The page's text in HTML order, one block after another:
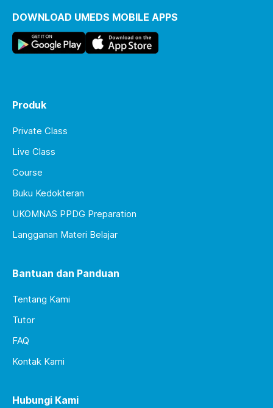
DOWNLOAD UMEDS MOBILE APPS
Produk
Private Class
Live Class
Course
Buku Kedokteran
UKOMNAS PPDG Preparation
Langganan Materi Belajar
Bantuan dan Panduan
Tentang Kami
Tutor
FAQ
Kontak Kami
Hubungi Kami